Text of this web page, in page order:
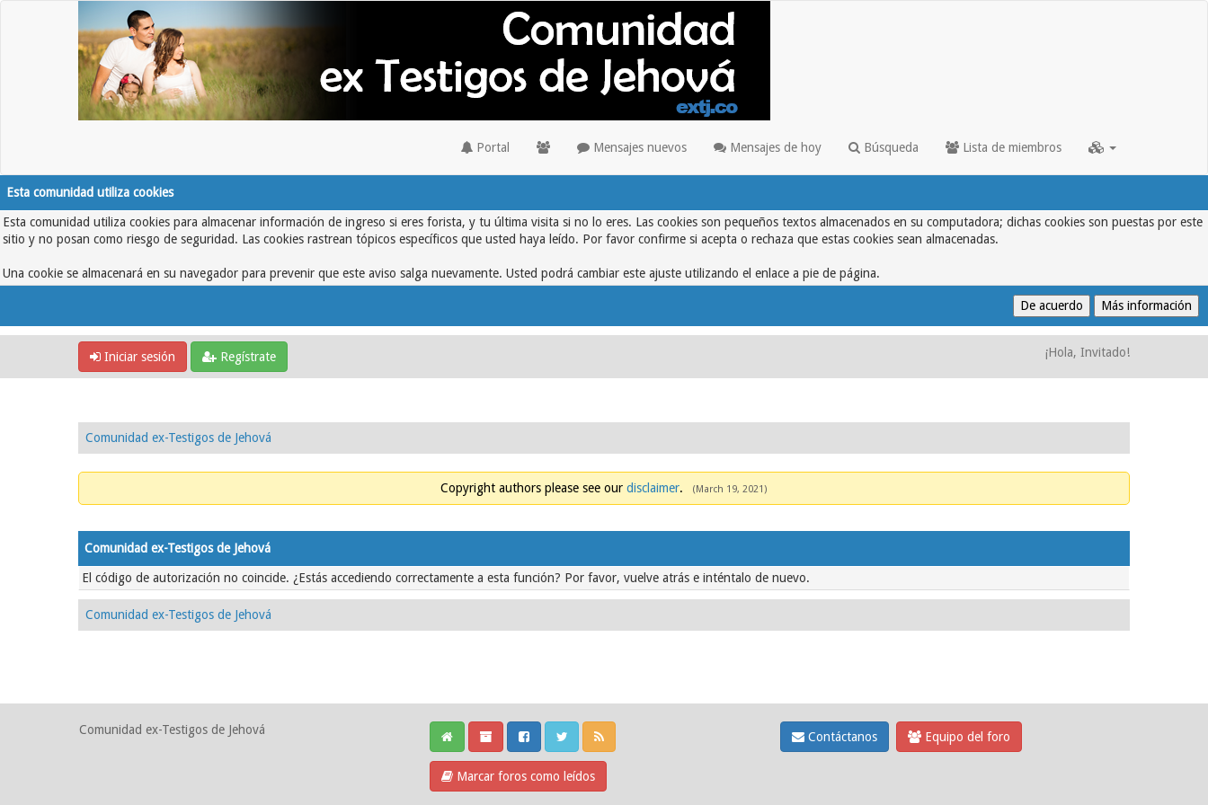
Portal Mensajes nuevos Mensajes de hoy Búsqueda Lista de miembros
Esta comunidad utiliza cookies
Esta comunidad utiliza cookies para almacenar información de ingreso si eres forista, y tu última visita si no lo eres. Las cookies son pequeños textos almacenados en su computadora; dichas cookies son puestas por este
sitio y no posan como riesgo de seguridad. Las cookies rastrean tópicos específicos que usted haya leído. Por favor confirme si acepta o rechaza que estas cookies sean almacenadas.
Una cookie se almacenará en su navegador para prevenir que este aviso salga nuevamente. Usted podrá cambiar este ajuste utilizando el enlace a pie de página.
Iniciar sesión Regístrate ¡Hola, Invitado!
Comunidad ex-Testigos de Jehová
Copyright authors please see our disclaimer. (March 19, 2021)
Comunidad ex-Testigos de Jehová
El código de autorización no coincide. ¿Estás accediendo correctamente a esta función? Por favor, vuelve atrás e inténtalo de nuevo.
Comunidad ex-Testigos de Jehová
Comunidad ex-Testigos de Jehová
Marcar foros como leídos
Contáctanos Equipo del foro